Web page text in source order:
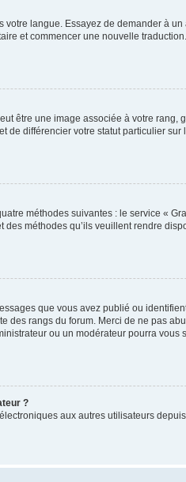
langue. Essayez de demander à
et commencer une nouvelle
être une image associée à votre
différencier votre statut particulier sur
méthodes suivantes : le service «
méthodes qu’ils veuillent rendre
que vous avez publié ou
des rangs du forum. Merci de ne pas
ou un modérateur pourra
?
aux autres utilisateurs